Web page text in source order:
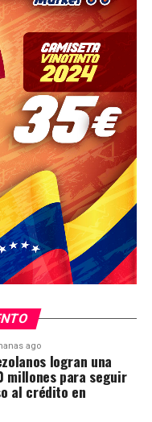
ago
logran una
millones para seguir
al crédito en